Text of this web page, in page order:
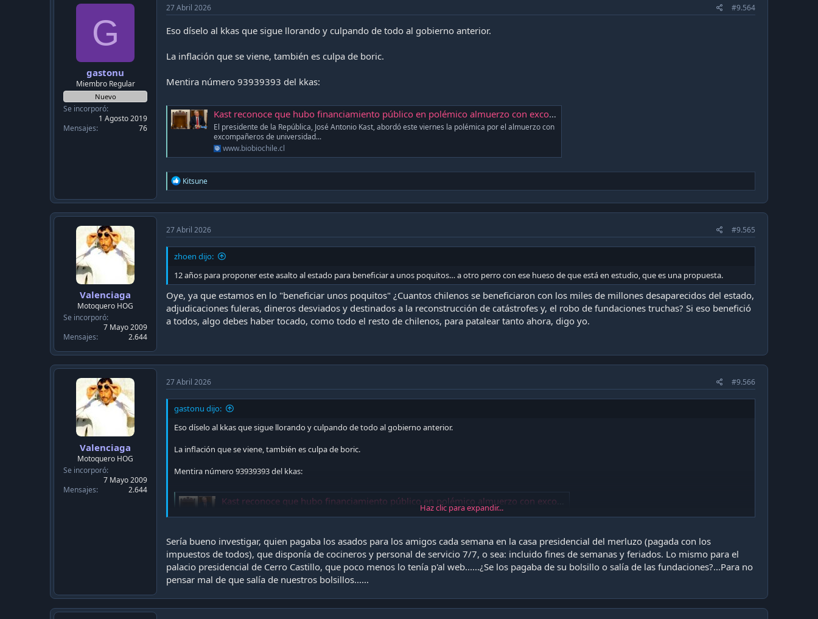
i
o
s
G
gastonu
Miembro Regular
Nuevo
Se incorporó
1 Agosto 2019
Mensajes
76
27 Abril 2026 #9.564
Eso díselo al kkas que sigue llorando y culpando de todo al gobierno anterior.
La inflación que se viene, también es culpa de boric.
Mentira número 93939393 del kkas:
Kast reconoce que hubo financiamiento público en polémico almuerzo con excompañeros en La Moneda
El presidente de la República, José Antonio Kast, abordó este viernes la polémica por el almuerzo con
excompañeros de universidad...
www.biobiochile.cl
R
e
i
o
n
s
Kitsune
Valenciaga
Motoquero HOG
Se incorporó
7 Mayo 2009
Mensajes
2.644
27 Abril 2026 #9.565
zhoen dijo:
12 años para proponer este asalto al estado para beneficiar a unos poquitos… a otro perro con ese hueso de que está en estudio, que es una propuesta.
Oye, ya que estamos en lo "beneficiar unos poquitos" ¿Cuantos chilenos se beneficiaron con los miles de millones desaparecidos del estado,
adjudicaciones fuleras, dineros desviados y destinados a la reconstrucción de catástrofes y, el robo de fundaciones truchas? Si eso benefició
a todos, algo debes haber tocado, como todo el resto de chilenos, para patalear tanto ahora, digo yo.
Valenciaga
Motoquero HOG
Se incorporó
7 Mayo 2009
Mensajes
2.644
27 Abril 2026 #9.566
gastonu dijo:
Eso díselo al kkas que sigue llorando y culpando de todo al gobierno anterior.
La inflación que se viene, también es culpa de boric.
Mentira número 93939393 del kkas:
Kast reconoce que hubo financiamiento público en polémico almuerzo con excompañeros en La Moneda
El presidente de la República, José Antonio Kast, abordó este viernes la polémica por el almuerzo con
Haz clic para expandir...
Sería bueno investigar, quien pagaba los asados para los amigos cada semana en la casa presidencial del merluzo (pagada con los
impuestos de todos), que disponía de cocineros y personal de servicio 7/7, o sea: incluido fines de semanas y feriados. Lo mismo para el
palacio presidencial de Cerro Castillo, que poco menos lo tenía p'al web......¿Se los pagaba de su bolsillo o salía de las fundaciones?...Para no
pensar mal de que salía de nuestros bolsillos......